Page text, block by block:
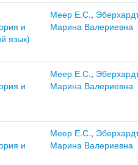
и
язык)
Меер Е.С.,
Марина Валериевна
и
Меер Е.С.,
Марина Валериевна
и
Меер Е.С.,
Марина Валериевна